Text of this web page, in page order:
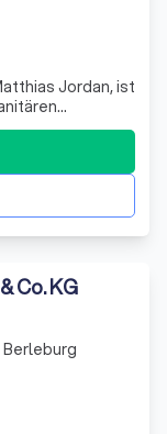
Jordan, ist
in der
von
Planung bis hin
Co. KG